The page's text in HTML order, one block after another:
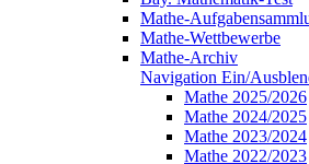
Mathe-
Mathe-Wettbewerbe
Mathe-Archiv
Navigation Ein/
Mathe 2025/2026
Mathe 2024/2025
Mathe 2023/2024
Mathe 2022/2023